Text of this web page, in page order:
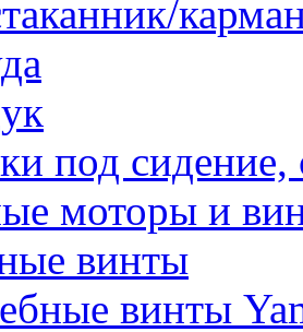
под
моторы и
винты
винты